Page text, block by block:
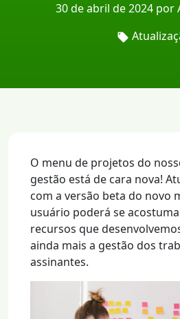
30 de abril de 2024 por
O menu de projetos do
gestão está de cara nova!
com a versão beta do novo
usuário poderá se
recursos que
ainda mais a gestão dos
assinantes.